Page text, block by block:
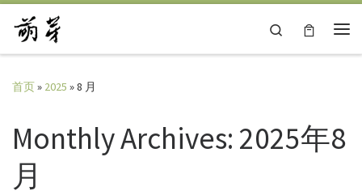
Skip to content
Search
首页» 2025 »8 月
Monthly Archives: 2025年8
月